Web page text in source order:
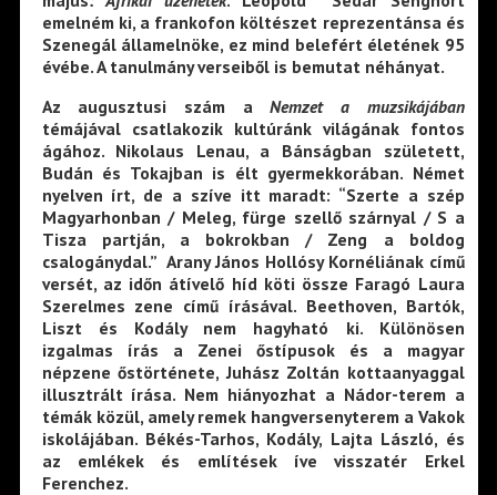
emelném ki, a frankofon költészet reprezentánsa és
Szenegál államelnöke, ez mind belefért életének 95
évébe. A tanulmány verseiből is bemutat néhányat.
Az augusztusi szám aNemzet a muzsikájában
témájával csatlakozik kultúránk világának fontos
ágához. Nikolaus Lenau, a Bánságban született,
Budán és Tokajban is élt gyermekkorában. Német
nyelven írt, de a szíve itt maradt: “Szerte a szép
Magyarhonban / Meleg, fürge szellő szárnyal / S a
Tisza partján, a bokrokban / Zeng a boldog
csalogánydal.” Arany János Hollósy Kornéliának című
versét, az időn átívelő híd köti össze Faragó Laura
Szerelmes zene című írásával. Beethoven, Bartók,
Liszt és Kodály nem hagyható ki. Különösen
izgalmas írás a Zenei őstípusok és a magyar
népzene őstörténete, Juhász Zoltán kottaanyaggal
illusztrált írása. Nem hiányozhat a Nádor-terem a
témák közül, amely remek hangversenyterem a Vakok
iskolájában. Békés-Tarhos, Kodály, Lajta László, és
az emlékek és említések íve visszatér Erkel
Ferenchez.